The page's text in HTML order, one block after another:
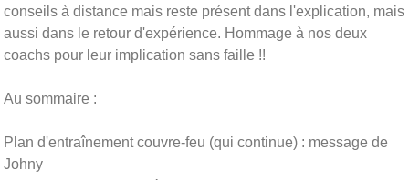
conseils à distance mais reste présent dans l'explication, mais
aussi dans le retour d'expérience. Hommage à nos deux
coachs pour leur implication sans faille !!
Au sommaire :
Plan d'entraînement couvre-feu (qui continue) : message de
Johny